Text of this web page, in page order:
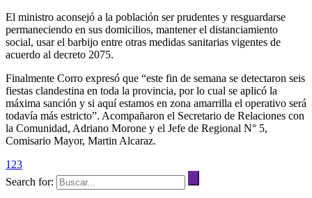
El ministro aconsejó a la población ser prudentes y resguardarse
permaneciendo en sus domicilios, mantener el distanciamiento
social, usar el barbijo entre otras medidas sanitarias vigentes de
acuerdo al decreto 2075.
Finalmente Corro expresó que “este fin de semana se detectaron seis
fiestas clandestina en toda la provincia, por lo cual se aplicó la
máxima sanción y si aquí estamos en zona amarrilla el operativo será
todavía más estricto”. Acompañaron el Secretario de Relaciones con
la Comunidad, Adriano Morone y el Jefe de Regional N° 5,
Comisario Mayor, Martin Alcaraz.
1 23
Search for: